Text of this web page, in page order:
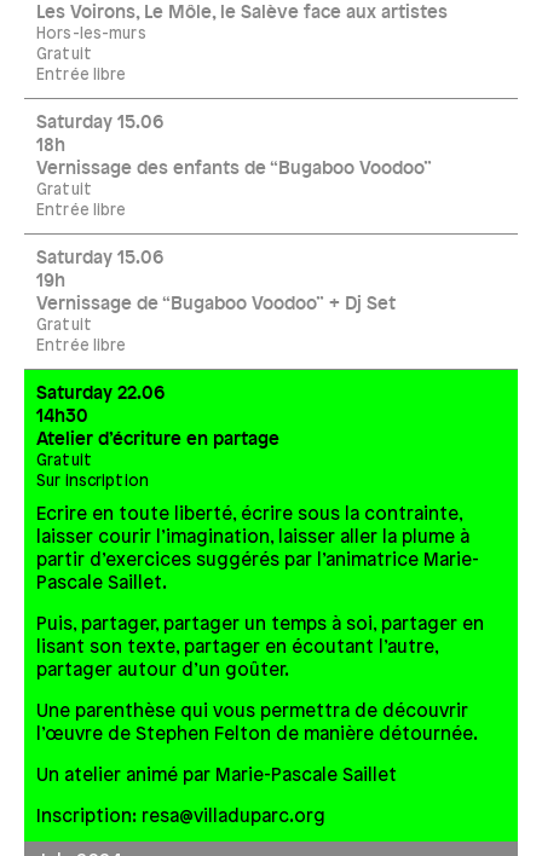
Les Voirons, Le Môle, le Salève face aux artistes
Hors-les-murs
Gratuit
Entrée libre
Saturday 15.06
18h
Vernissage des enfants de “Bugaboo Voodoo”
Gratuit
Entrée libre
Saturday 15.06
19h
Vernissage de “Bugaboo Voodoo” + Dj Set
Gratuit
Entrée libre
Saturday 22.06
14h30
Atelier d’écriture en partage
Gratuit
Sur inscription
Ecrire en toute liberté, écrire sous la contrainte,
laisser courir l’imagination, laisser aller la plume à
partir d’exercices suggérés par l’animatrice Marie-
Pascale Saillet.
Puis, partager, partager un temps à soi, partager en
lisant son texte, partager en écoutant l’autre,
partager autour d’un goûter.
Une parenthèse qui vous permettra de découvrir
l’œuvre de Stephen Felton de manière détournée.
Un atelier animé par Marie-Pascale Saillet
Inscription: resa@villaduparc.org